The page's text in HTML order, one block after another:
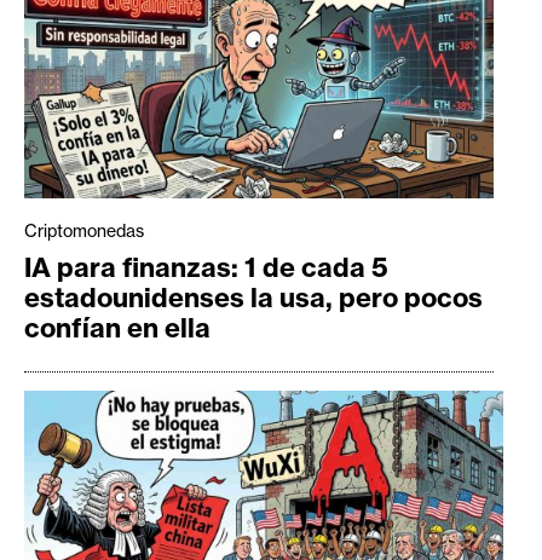
Criptomonedas
IA para finanzas: 1 de cada 5
estadounidenses la usa, pero pocos
confían en ella